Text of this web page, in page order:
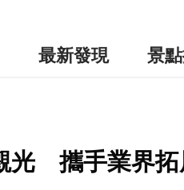
最新發現 景
光 攜手業界